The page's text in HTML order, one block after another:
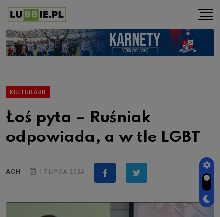
KULTURABB
Łoś pyta – Ruśniak
odpowiada, a w tle LGBT
ACH 17 LIPCA 2024